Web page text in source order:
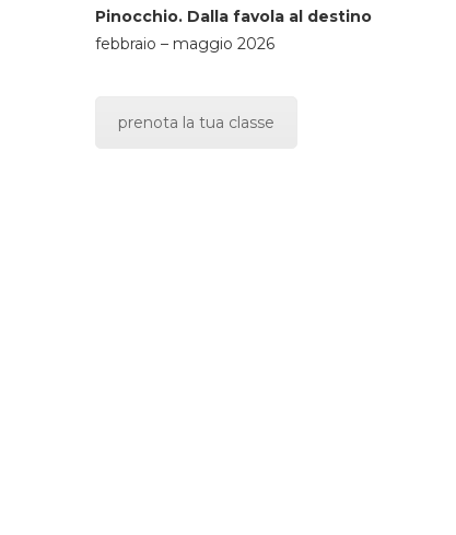
Pinocchio. Dalla favola al destino
febbraio – maggio 2026
prenota la tua classe